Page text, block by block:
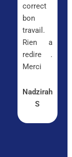
correct
bon
travail.
Rien a
redire .
Merci
Nadzirah
S